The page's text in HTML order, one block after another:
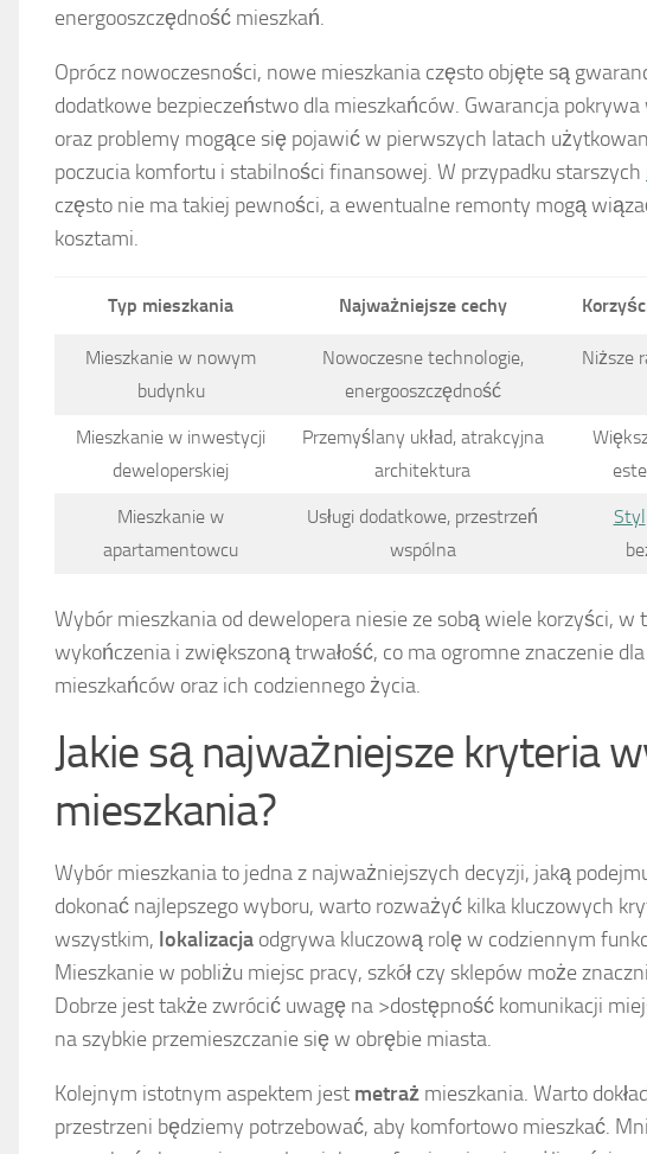
energooszczędność mieszkań.
Oprócz nowoczesności, nowe mieszkania często objęte są
dodatkowe bezpieczeństwo dla mieszkańców. Gwarancja
oraz problemy mogące się pojawić w pierwszych latach
poczucia komfortu i stabilności finansowej. W przypadku starszych
często nie ma takiej pewności, a ewentualne remonty mogą
kosztami.
Typ mieszkania Najważniejsze cechy
Mieszkanie w nowym
budynku
Nowoczesne technologie,
energooszczędność
Niższe
Mieszkanie w inwestycji
deweloperskiej
Przemyślany układ, atrakcyjna
architektura
Mieszkanie w
apartamentowcu
Usługi dodatkowe, przestrzeń
wspólna
Styl
Wybór mieszkania od dewelopera niesie ze sobą wiele korzyści, w
wykończenia i zwiększoną trwałość, co ma ogromne znaczenie
mieszkańców oraz ich codziennego życia.
Jakie są najważniejsze kryteria
mieszkania?
Wybór mieszkania to jedna z najważniejszych decyzji, jaką
dokonać najlepszego wyboru, warto rozważyć kilka kluczowych
wszystkim, lokalizacja odgrywa kluczową rolę w codziennym
Mieszkanie w pobliżu miejsc pracy, szkół czy sklepów może
Dobrze jest także zwrócić uwagę na >dostępność komunikacji
na szybkie przemieszczanie się w obrębie miasta.
Kolejnym istotnym aspektem jest metraż mieszkania. Warto
przestrzeni będziemy potrzebować, aby komfortowo mieszkać.